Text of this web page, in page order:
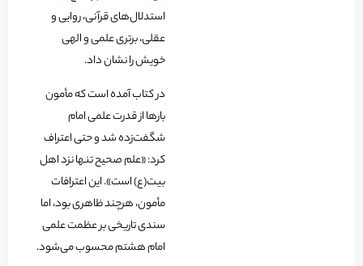
استدلال‌های قرآنی، روایی و
عقلی، برتری علمی و الهی
خویش را نشان داد.
در کتاب آمده است که مأمون
بارها از قدرت علمی امام
شگفت‌زده شد و حتی اعتراف
کرد: «علم صحیح تنها نزد اهل
بیت(ع) است». این اعترافات
مأمون، هرچند ظاهری بود، اما
سندی تاریخی بر عظمت علمی
امام هشتم محسوب می‌شود.